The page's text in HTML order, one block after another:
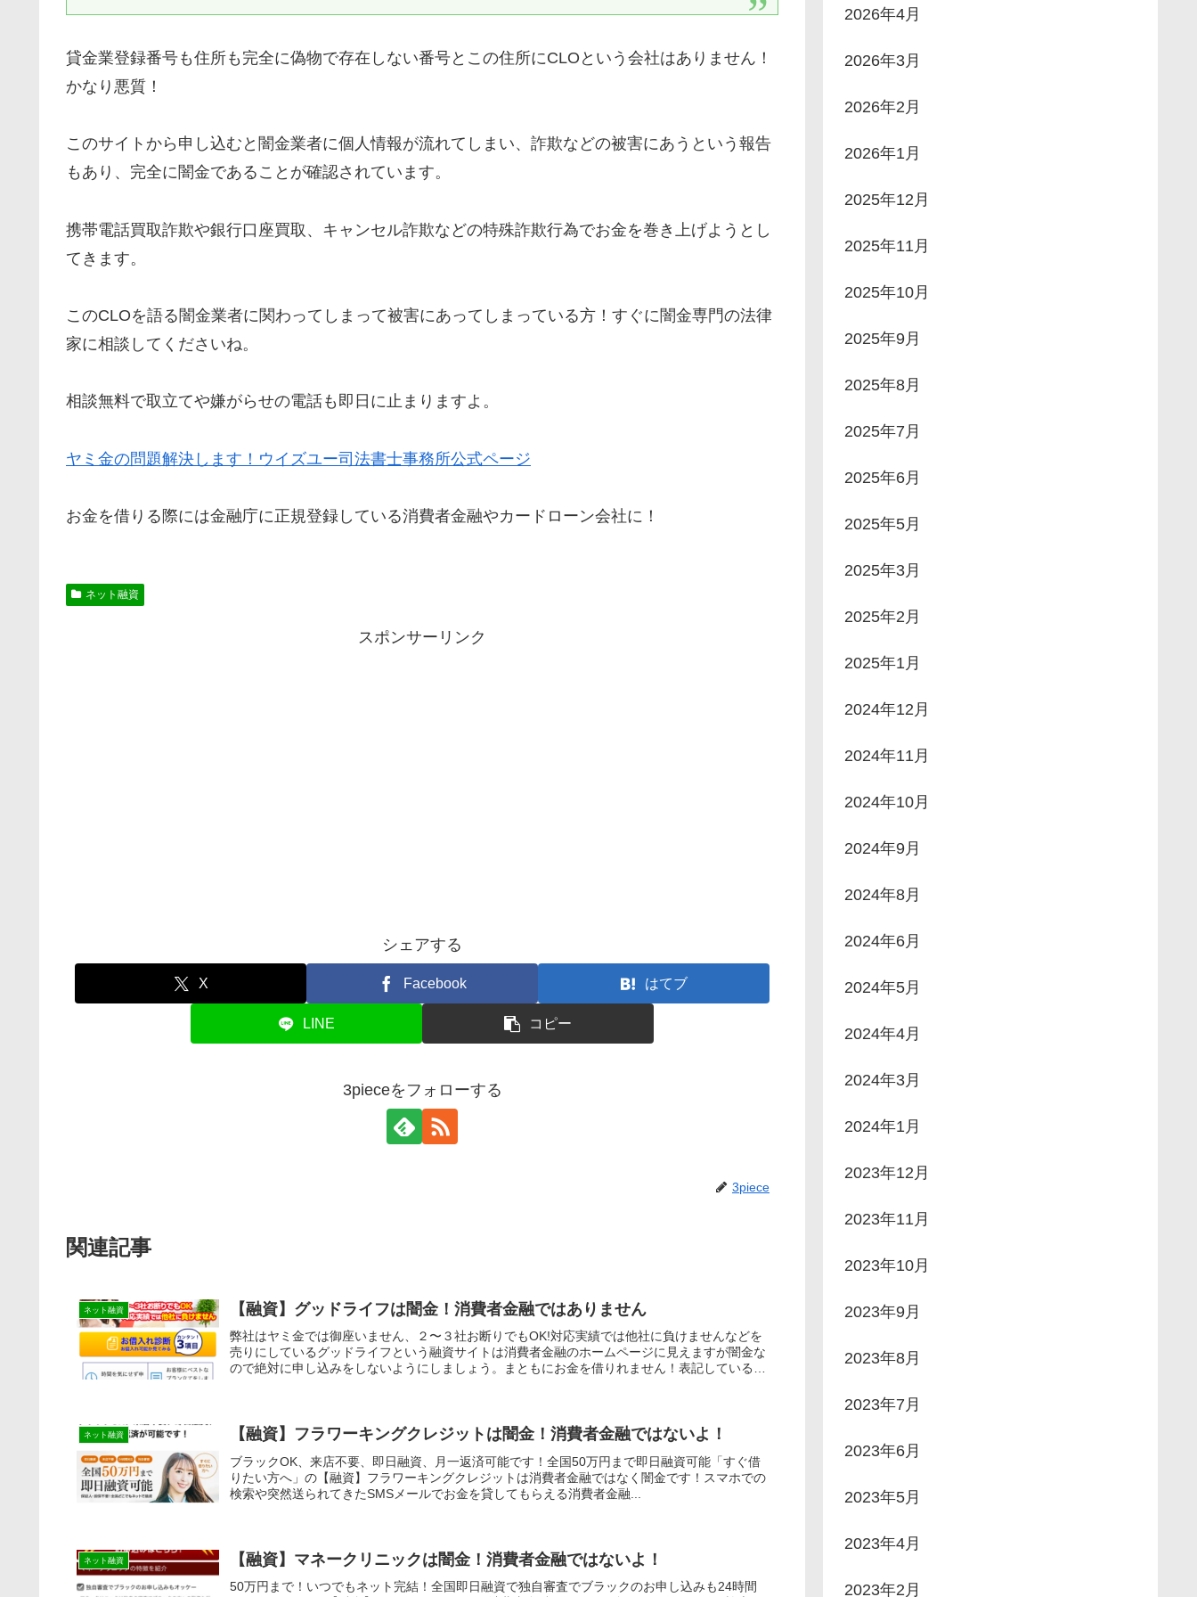
貸金業登録番号も住所も完全に偽物で存在しない番号とこの住所にCLOという会社はありません！
かなり悪質！
このサイトから申し込むと闇金業者に個人情報が流れてしまい、詐欺などの被害にあうという報告
もあり、完全に闇金であることが確認されています。
携帯電話買取詐欺や銀行口座買取、キャンセル詐欺などの特殊詐欺行為でお金を巻き上げようとし
てきます。
このCLOを語る闇金業者に関わってしまって被害にあってしまっている方！すぐに闇金専門の法律
家に相談してくださいね。
相談無料で取立てや嫌がらせの電話も即日に止まりますよ。
ヤミ金の問題解決します！ウイズユー司法書士事務所公式ページ
お金を借りる際には金融庁に正規登録している消費者金融やカードローン会社に！
ネット融資
スポンサーリンク
シェアする
X Facebook はてブ
LINE コピー
3pieceをフォローする
3piece
関連記事
ネット融資 【融資】グッドライフは闇金！消費者金融ではありません
弊社はヤミ金では御座いません、２〜３社お断りでもOK!対応実績では他社に負けませんなどを
売りにしているグッドライフという融資サイトは消費者金融のホームページに見えますが闇金な
ので絶対に申し込みをしないようにしましょう。まともにお金を借りれません！表記している金
ネット融資 【融資】フラワーキングクレジットは闇金！消費者金融ではないよ！
ブラックOK、来店不要、即日融資、月一返済可能です！全国50万円まで即日融資可能「すぐ借
りたい方へ」の【融資】フラワーキングクレジットは消費者金融ではなく闇金です！スマホでの
検索や突然送られてきたSMSメールでお金を貸してもらえる消費者金融...
ネット融資 【融資】マネークリニックは闇金！消費者金融ではないよ！
50万円まで！いつでもネット完結！全国即日融資で独自審査でブラックのお申し込みも24時間
2026年4月
2026年3月
2026年2月
2026年1月
2025年12月
2025年11月
2025年10月
2025年9月
2025年8月
2025年7月
2025年6月
2025年5月
2025年3月
2025年2月
2025年1月
2024年12月
2024年11月
2024年10月
2024年9月
2024年8月
2024年6月
2024年5月
2024年4月
2024年3月
2024年1月
2023年12月
2023年11月
2023年10月
2023年9月
2023年8月
2023年7月
2023年6月
2023年5月
2023年4月
2023年2月